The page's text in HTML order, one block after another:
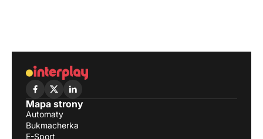
Mapa strony
Automaty
Bukmacherka
E-Sport